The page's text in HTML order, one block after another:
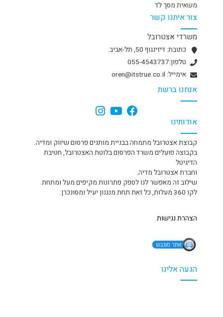
הגעה אלינו
אודותינו
קבוצת אצטרובל מתמחה בבניית מותגים פרסום שיווק ומדיה.
בקבוצה פועלים משרד הפרסום בלוטת האצטרובל, חטיבת
הדיגיטל
וחברת אצטרובל מדיה.
שילוב זה מאפשר לנו לספק פתרונות מקיפים מעל ומתחת
לקו 360 מעלות, כל זאת תחת מנגנון יעיל ומסונכרן.
הצהרת נגישות
צור איתנו קשר
משרדי אצטרובל
כתובת: דיזינגוף 50, תל-אביב.
טלפון:055-4543737
אימייל: oren@itstrue.co.il
אנחנו ברשת
משאית מסך לד